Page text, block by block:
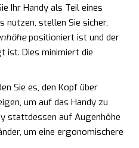
Ihr Handy als Teil eines
stellen Sie sicher,
positioniert ist und der
ist. Dies minimiert die
Sie es, den Kopf über
um auf das Handy zu
stattdessen auf Augenhöhe
um eine ergonomischere